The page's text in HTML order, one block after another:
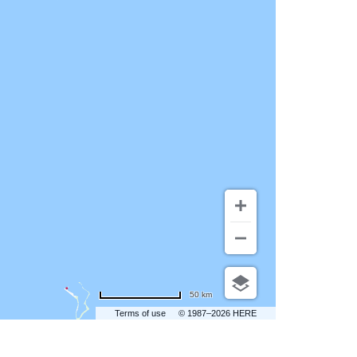
Terms of use © 1987–2026 HERE
50 km